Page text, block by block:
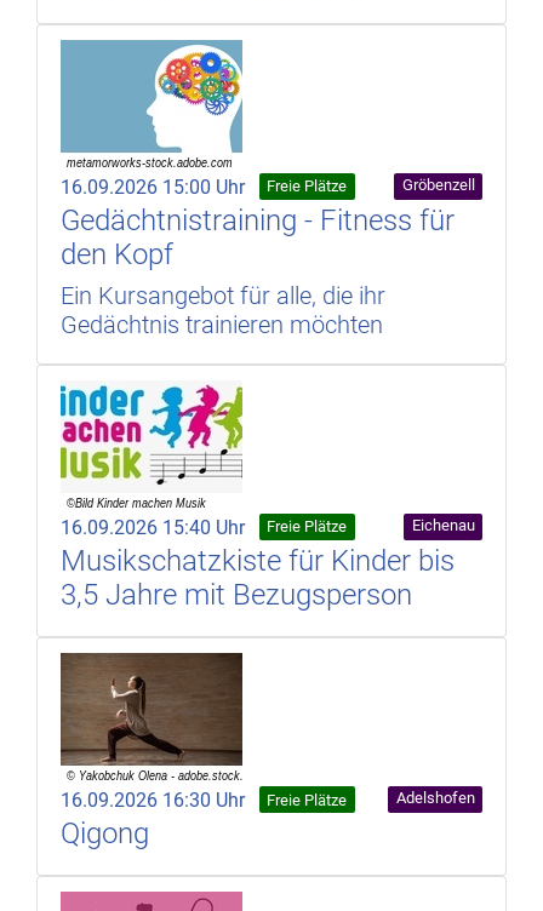
16.09.2026 15:00 Uhr Freie Plätze Gröbenzell
Gedächtnistraining - Fitness für
den Kopf
Ein Kursangebot für alle, die ihr
Gedächtnis trainieren möchten
16.09.2026 15:40 Uhr Freie Plätze Eichenau
Musikschatzkiste für Kinder bis
3,5 Jahre mit Bezugsperson
16.09.2026 16:30 Uhr Freie Plätze Adelshofen
Qigong